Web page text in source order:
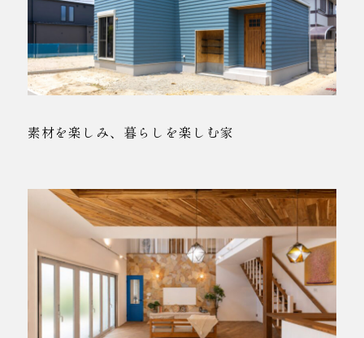
素材を楽しみ、暮らしを楽しむ家